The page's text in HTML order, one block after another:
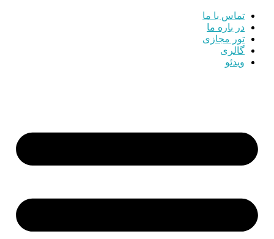
تماس با ما
در باره ما
تور مجازی
گالری
ویدئو